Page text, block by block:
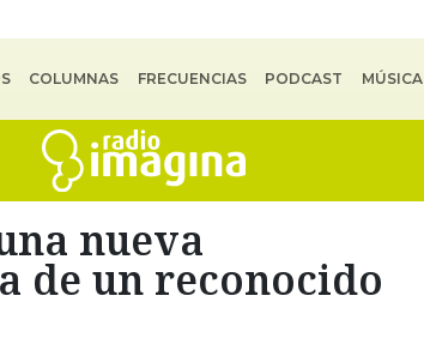
COLUMNAS FRECUENCIAS PODCAST MÚSICA
nueva
de un reconocido